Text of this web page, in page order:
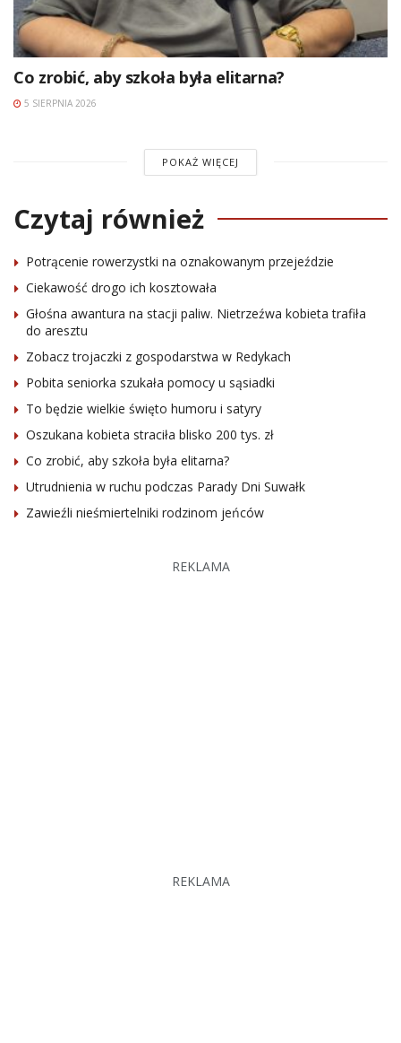
Co zrobić, aby szkoła była elitarna?
5 SIERPNIA 2026
POKAŻ WIĘCEJ
Czytaj również
Potrącenie rowerzystki na oznakowanym przejeździe
Ciekawość drogo ich kosztowała
Głośna awantura na stacji paliw. Nietrzeźwa kobieta trafiła
do aresztu
Zobacz trojaczki z gospodarstwa w Redykach
Pobita seniorka szukała pomocy u sąsiadki
To będzie wielkie święto humoru i satyry
Oszukana kobieta straciła blisko 200 tys. zł
Co zrobić, aby szkoła była elitarna?
Utrudnienia w ruchu podczas Parady Dni Suwałk
Zawieźli nieśmiertelniki rodzinom jeńców
REKLAMA
REKLAMA